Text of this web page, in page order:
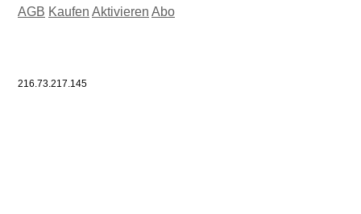
AGB Kaufen Aktivieren Abo
216.73.217.145